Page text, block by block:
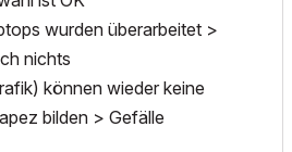
wurden überarbeitet >
nichts
können wieder keine
bilden > Gefälle